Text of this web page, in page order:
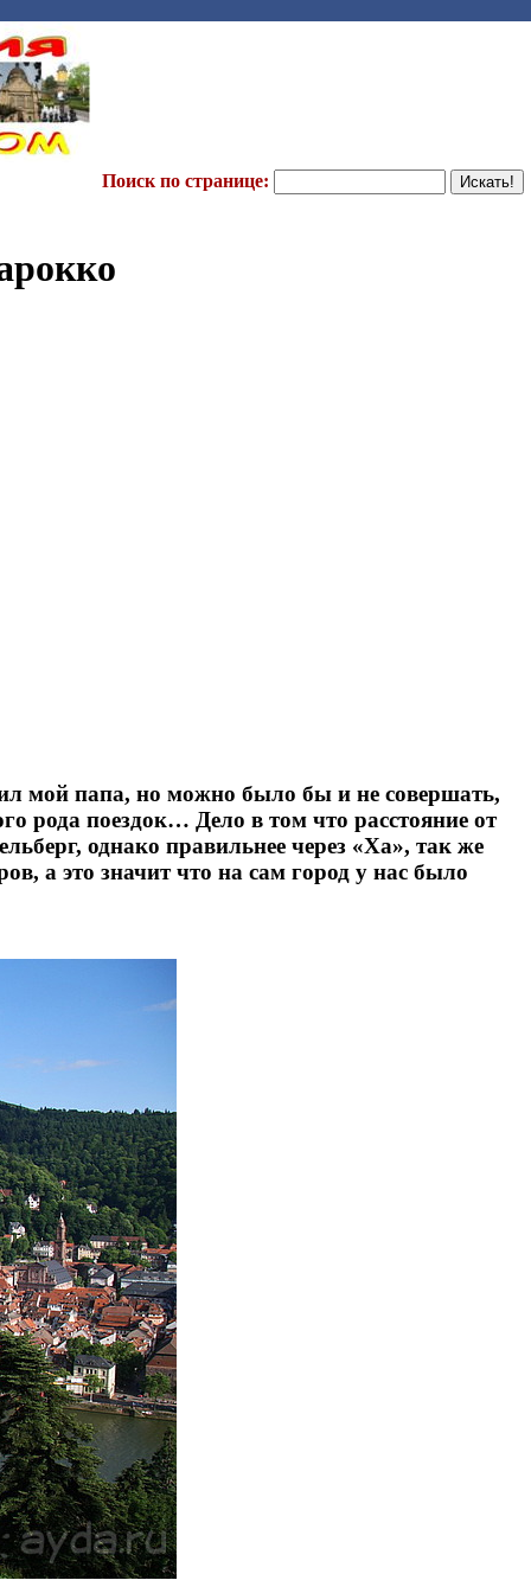
Поиск по странице:
мой папа, но можно было бы и не совершать,
рода поездок… Дело в том что расстояние от
однако правильнее через «Хa», так же
а это значит что на сам город у нас было